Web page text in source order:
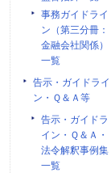
事務ガイドライ
ン（第三分冊：
金融会社関係）
一覧
告示・ガイドライ
ン・Ｑ＆Ａ等
告示・ガイドラ
イン・Ｑ＆Ａ・
法令解釈事例集
一覧